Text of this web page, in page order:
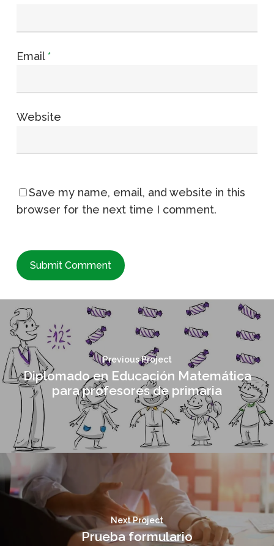
Email*
Website
Save my name, email, and website in this
browser for the next time I comment.
Previous Project
Diplomado en Educación Matemática
para profesores de primaria
Next Project
Prueba formulario